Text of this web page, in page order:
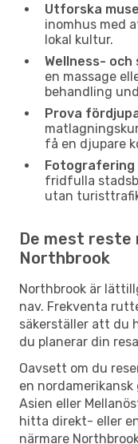
Utforska
inomhus med
lokal kultur.
Wellness- och
en massage
behandling
Prova
få en djupare
fridfulla
utan
De mest
Northbrook
Northbrook är
nav. Frekventa
säkerställer att du
du planerar din
Oavsett om du
en
Asien eller
hitta direkt- eller
närmare